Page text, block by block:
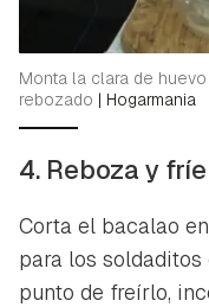
Guardar
Para poder
INICIAR SESIÓN
Monta la clara de
rebozado | Hogarmania
4. Reboza y
Corta el bacalao
para los soldaditos
punto de freírlo,
ACEPTAR